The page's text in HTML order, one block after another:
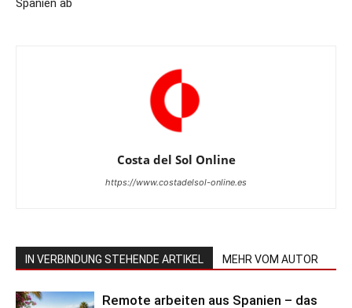
Spanien ab
Costa del Sol Online
https://www.costadelsol-online.es
IN VERBINDUNG STEHENDE ARTIKEL MEHR VOM AUTOR
Remote arbeiten aus Spanien – das